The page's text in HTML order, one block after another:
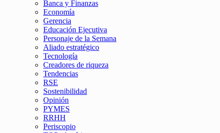
Banca y Finanzas
Economía
Gerencia
Educación Ejecutiva
Personaje de la Semana
Aliado estratégico
Tecnología
Creadores de riqueza
Tendencias
RSE
Sostenibilidad
Opinión
PYMES
RRHH
Periscopio